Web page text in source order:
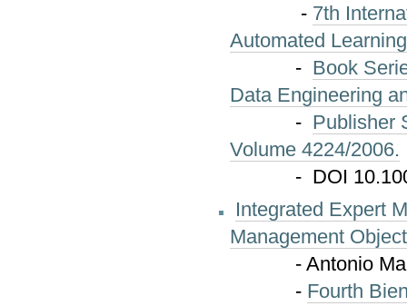
- 7th
Automated
- Book
Data Engineering
- Publisher
Volume 4224/2006.
- DOI 10.1007/
Integrated Expert
Management
- Antonio
- Fourth